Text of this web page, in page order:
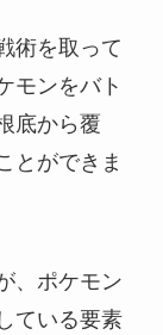
術を取って
モンをバト
底から覆
とができま
、ポケモン
ている要素